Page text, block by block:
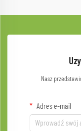
Nasz
Adres e-mail